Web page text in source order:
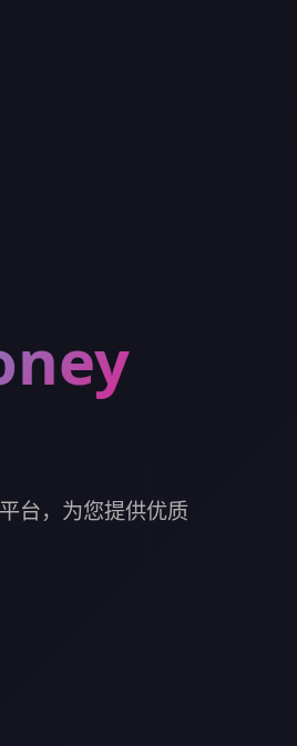
台，为您提供优质